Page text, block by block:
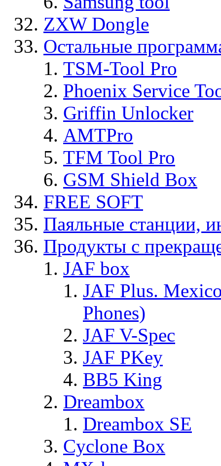
ZXW Dongle
Остальные
TSM-Tool Pro
Phoenix Service
Griffin Unlocker
AMTPro
TFM Tool Pro
GSM Shield Box
FREE SOFT
Паяльные станции,
Продукты с
JAF box
JAF Plus.
Phones)
JAF V-Spec
JAF PKey
BB5 King
Dreambox
Dreambox SE
Cyclone Box